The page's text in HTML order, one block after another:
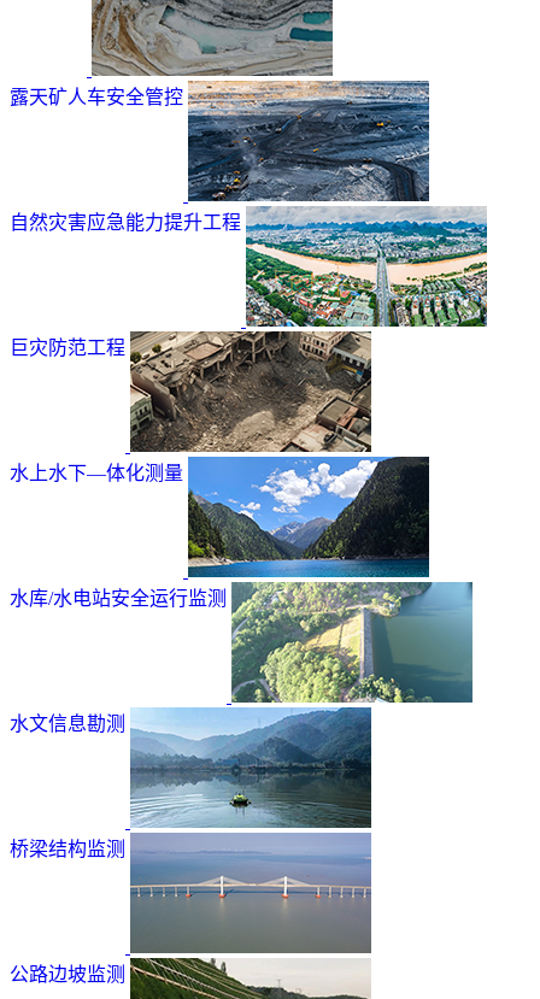
露天矿人车安全管控
自然灾害应急能力提升工程
巨灾防范工程
水上水下—体化测量
水库/水电站安全运行监测
水文信息勘测
桥梁结构监测
公路边坡监测